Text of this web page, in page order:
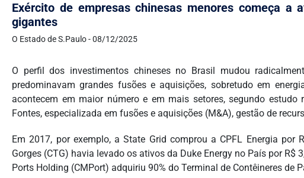
Exército de empresas chinesas menores começa a
gigantes
O Estado de S.Paulo - 08/12/2025
O perfil dos investimentos chineses no Brasil mudou
predominavam grandes fusões e aquisições, sobretudo em
acontecem em maior número e em mais setores, segundo
Fontes, especializada em fusões e aquisições (M&A), gestão de
Em 2017, por exemplo, a State Grid comprou a CPFL Energia por
Gorges (CTG) havia levado os ativos da Duke Energy no País por R$
Ports Holding (CMPort) adquiriu 90% do Terminal de Contêineres de